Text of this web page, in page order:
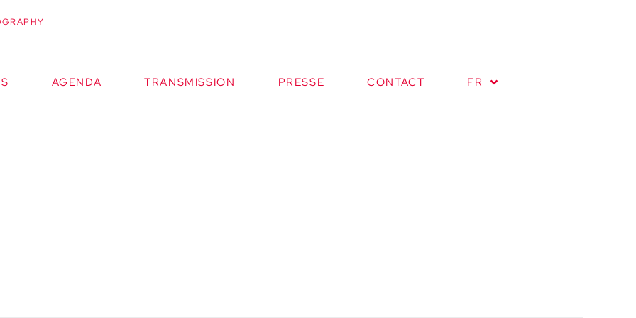
AGENDA TRANSMISSION PRESSE CONTACT FR